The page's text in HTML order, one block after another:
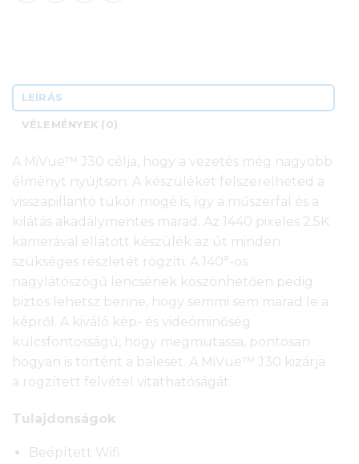
LEÍRÁS
VÉLEMÉNYEK (0)
A MiVue™ J30 célja, hogy a vezetés még nagyobb
élményt nyújtson. A készüléket felszerelheted a
visszapillantó tükör mögé is, így a műszerfal és a
kilátás akadálymentes marad. Az 1440 pixeles 2.5K
kamerával ellátott készülék az út minden
szükséges részletét rögzíti. A 140°-os
nagylátószögű lencsének köszönhetően pedig
biztos lehetsz benne, hogy semmi sem marad le a
képről. A kiváló kép- és videóminőség
kulcsfontosságú, hogy megmutassa, pontosan
hogyan is történt a baleset. A MiVue™ J30 kizárja
a rögzített felvétel vitathatóságát.
Tulajdonságok
Beépített Wifi